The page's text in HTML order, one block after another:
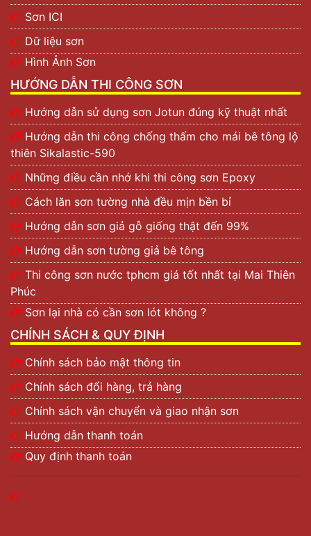
Sơn ICI
Dữ liệu sơn
Hình Ảnh Sơn
HƯỚNG DẪN THI CÔNG SƠN
Hướng dẫn sử dụng sơn Jotun đúng kỹ thuật nhất
Hướng dẫn thi công chống thấm cho mái bê tông lộ
thiên Sikalastic-590
Những điều cần nhớ khi thi công sơn Epoxy
Cách lăn sơn tường nhà đều mịn bền bỉ
Hướng dẫn sơn giả gỗ giống thật đến 99%
Hướng dẫn sơn tường giả bê tông
Thi công sơn nước tphcm giá tốt nhất tại Mai Thiên
Phúc
Sơn lại nhà có cần sơn lót không ?
CHÍNH SÁCH & QUY ĐỊNH
Chính sách bảo mật thông tin
Chính sách đổi hàng, trả hàng
Chính sách vận chuyển và giao nhận sơn
Hướng dẫn thanh toán
Quy định thanh toán